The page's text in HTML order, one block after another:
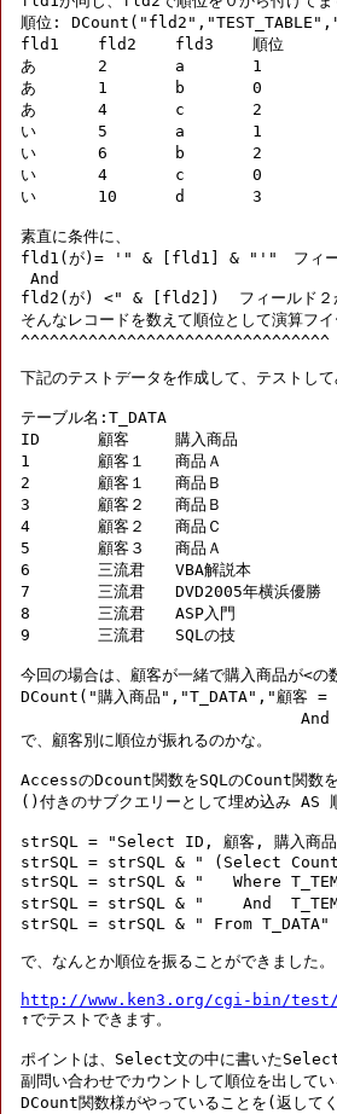
順位:
fld1	fld2	fld3	順位
あ	2	a	1
あ	1	b	0
あ	4	c	2
い	5	a	1
い	6	b	2
い	4	c	0
い	10	d	3
素直に条件に、
fld1(が)= '" & [fld1] & "'"　フィール
And
fld2(が) <" & [fld2])  フィールド２が
そんなレコードを数えて順位として演算フイ
^^^^^^^^^^^^^^^^^^^^^^^^^^^^^^^^
下記のテストデータを作成して、テストして
テーブル名:T_DATA
ID	顧客	購入商品
1	顧客１	商品Ａ
2	顧客１	商品Ｂ
3	顧客２	商品Ｂ
4	顧客２	商品Ｃ
5	顧客３	商品Ａ
6	三流君	VBA解説本
7	三流君	DVD2005年横浜優勝
8	三流君	ASP入門
9	三流君	SQLの技
今回の場合は、顧客が一緒で購入商品が<の
DCount("購入商品","T_DATA","顧
And
で、顧客別に順位が振れるのかな。
AccessのDcount関数をSQLのCount関数を
()付きのサブクエリーとして埋め込み AS
strSQL = "Select ID, 顧客, 購入商
strSQL = strSQL & " (Select
strSQL = strSQL & "   Where
strSQL = strSQL & "    And
strSQL = strSQL & " From T_DATA"
で、なんとか順位を振ることができました。
http://www.ken3.org/cgi-bin/
↑でテストできます。
ポイントは、Select文の中に書いたSelect
副問い合わせでカウントして順位を出してい
DCount関数様がやっていることを(返して